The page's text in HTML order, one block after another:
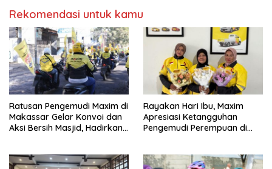
Rekomendasi untuk kamu
Ratusan Pengemudi Maxim di
Makassar Gelar Konvoi dan
Aksi Bersih Masjid, Hadirkan
Rayakan Hari Ibu, Maxim
Apresiasi Ketangguhan
Pengemudi Perempuan di